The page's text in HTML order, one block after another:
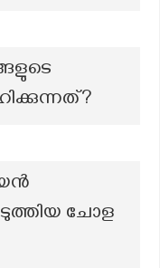
ചോള